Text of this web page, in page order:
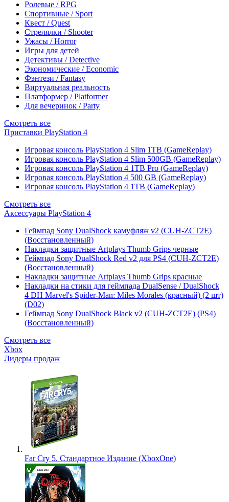
Ролевые / RPG
Спортивные / Sport
Квест / Quest
Стрелялки / Shooter
Ужасы / Horror
Игры для детей
Детективы / Detective
Экономические / Economic
Фэнтези / Fantasy
Виртуальная реальность
Платформер / Platformer
Для вечеринок / Party
Смотреть все
Приставки PlayStation 4
Игровая консоль PlayStation 4 Slim 1TB (GameReplay)
Игровая консоль PlayStation 4 Slim 500GB (GameReplay)
Игровая консоль PlayStation 4 1TB Pro (GameReplay)
Игровая консоль PlayStation 4 500 GB (GameReplay)
Игровая консоль PlayStation 4 1TB (GameReplay)
Смотреть все
Аксессуары PlayStation 4
Геймпад Sony DualShock камуфляж v2 (CUH-ZCT2E)
(Восстановленный)
Накладки защитные Artplays Thumb Grips черные
Геймпад Sony DualShock Red v2 для PS4 (CUH-ZCT2E)
(Восстановленный)
Накладки защитные Artplays Thumb Grips красные
Накладки на стики для геймпада DualSense / DualShock
4 DH Marvel's Spider-Man: Miles Morales (красный) (2 шт)
(D02)
Геймпад Sony DualShock Black v2 (CUH-ZCT2E) (PS4)
(Восстановленный)
Смотреть все
Xbox
Лидеры продаж
Far Cry 5. Стандартное Издание (XboxOne)